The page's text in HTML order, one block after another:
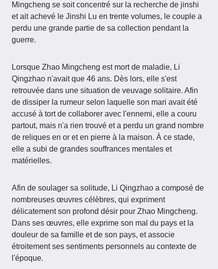
Mingcheng se soit concentré sur la recherche de jinshi
et ait achevé le Jinshi Lu en trente volumes, le couple a
perdu une grande partie de sa collection pendant la
guerre.
Lorsque Zhao Mingcheng est mort de maladie, Li
Qingzhao n'avait que 46 ans. Dès lors, elle s'est
retrouvée dans une situation de veuvage solitaire. Afin
de dissiper la rumeur selon laquelle son mari avait été
accusé à tort de collaborer avec l'ennemi, elle a couru
partout, mais n'a rien trouvé et a perdu un grand nombre
de reliques en or et en pierre à la maison. À ce stade,
elle a subi de grandes souffrances mentales et
matérielles.
Afin de soulager sa solitude, Li Qingzhao a composé de
nombreuses œuvres célèbres, qui expriment
délicatement son profond désir pour Zhao Mingcheng.
Dans ses œuvres, elle exprime son mal du pays et la
douleur de sa famille et de son pays, et associe
étroitement ses sentiments personnels au contexte de
l'époque.